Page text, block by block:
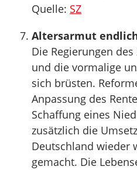
Quelle: SZ
Altersarmut
Die Regierungen
und die vormalige
sich brüsten.
Anpassung des
Schaffung eines
zusätzlich die
Deutschland wieder
gemacht. Die